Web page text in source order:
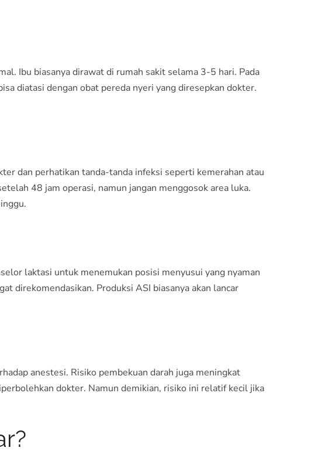
Ibu biasanya dirawat di rumah sakit selama 3-5 hari. Pada
diatasi dengan obat pereda nyeri yang diresepkan dokter.
dan perhatikan tanda-tanda infeksi seperti kemerahan atau
48 jam operasi, namun jangan menggosok area luka.
laktasi untuk menemukan posisi menyusui yang nyaman
direkomendasikan. Produksi ASI biasanya akan lancar
anestesi. Risiko pembekuan darah juga meningkat
dokter. Namun demikian, risiko ini relatif kecil jika